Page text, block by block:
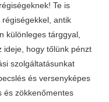
Te is
antik
különleges tárggyal,
ideje, hogy tőlünk pénzt
szolgáltatásunkat
és versenyképes
és zökkenőmentes